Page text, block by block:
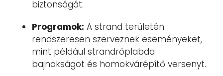
biztonságát.
Programok: A strand területén
rendszeresen szerveznek eseményeket,
mint például strandröplabda
bajnokságot és homokvárépítő versenyt.